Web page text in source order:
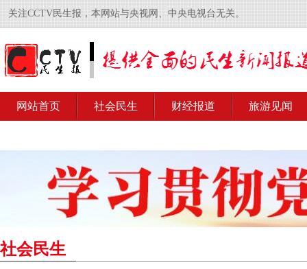
关注CCTV民生报，本网站与央视网、中央电视台无关。
网站首页 社会民生 财经报道 旅游见闻
社会民生